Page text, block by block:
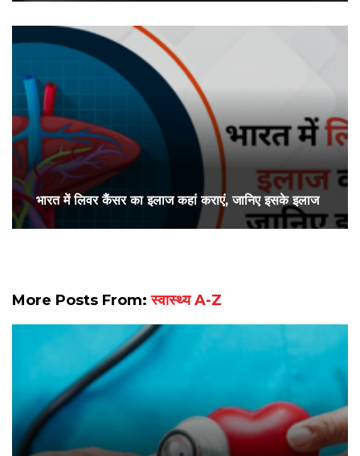
भारत में लिवर कैंसर का इलाज कहां कराएं, जानिए इसके इलाज
More Posts From:स्वास्थ्य A-Z